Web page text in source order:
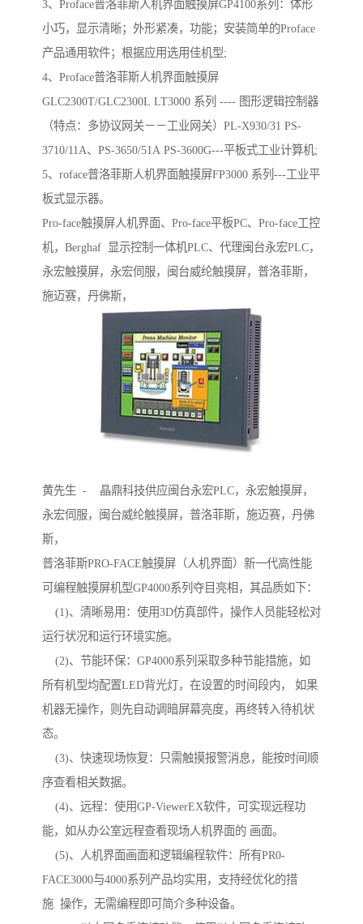
3、Proface普洛菲斯人机界面触摸屏GP4100系列：体形
小巧，显示清晰；外形紧凑，功能；安装简单的Proface
产品通用软件；根据应用选用佳机型;
4、Proface普洛菲斯人机界面触摸屏
GLC2300T/GLC2300L LT3000 系列 ---- 图形逻辑控制器
（特点：多协议网关－－工业网关）PL-X930/31 PS-
3710/11A、PS-3650/51A PS-3600G---平板式工业计算机;
5、roface普洛菲斯人机界面触摸屏FP3000 系列---工业平
板式显示器。
Pro-face触摸屏人机界面、Pro-face平板PC、Pro-face工控
机，Berghaf 显示控制一体机PLC、代理闽台永宏PLC，
永宏触摸屏，永宏伺服，闽台威纶触摸屏，普洛菲斯，
施迈赛，丹佛斯，
黄先生 - 晶鼎科技供应闽台永宏PLC，永宏触摸屏，
永宏伺服，闽台威纶触摸屏，普洛菲斯，施迈赛，丹佛
斯，
普洛菲斯PRO-FACE触摸屏（人机界面）新一代高性能
可编程触摸屏机型GP4000系列夺目亮相，其品质如下：
(1)、清晰易用：使用3D仿真部件，操作人员能轻松对
运行状况和运行环境实施。
(2)、节能环保：GP4000系列采取多种节能措施，如
所有机型均配置LED背光灯，在设置的时间段内， 如果
机器无操作，则先自动调暗屏幕亮度，再终转入待机状
态。
(3)、快速现场恢复：只需触摸报警消息，能按时间顺
序查看相关数据。
(4)、远程：使用GP-ViewerEX软件，可实现远程功
能，如从办公室远程查看现场人机界面的 画面。
(5)、人机界面画面和逻辑编程软件：所有PR0-
FACE3000与4000系列产品均实用，支持经优化的措
施 操作，无需编程即可简介多种设备。